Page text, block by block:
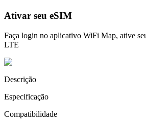
Ativar seu eSIM
Faça login no aplicativo WiFi Map, ative
LTE
Descrição
Especificação
Compatibilidade